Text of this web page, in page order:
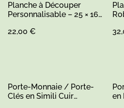
Planche à Découper
Personnalisable – 25 × 16
22,00 €
Porte-Monnaie / Porte-
Clés en Simili Cuir
en